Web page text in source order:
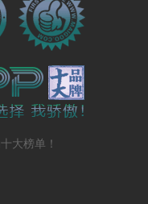
大榜单！